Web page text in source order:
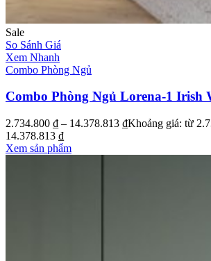
Sale
So Sánh Giá
Xem Nhanh
Combo Phòng Ngủ
Combo Phòng Ngủ Lorena-1 Irish
2.734.800 ₫ – 14.378.813 ₫Khoảng giá: từ
14.378.813 ₫
Xem sản phẩm